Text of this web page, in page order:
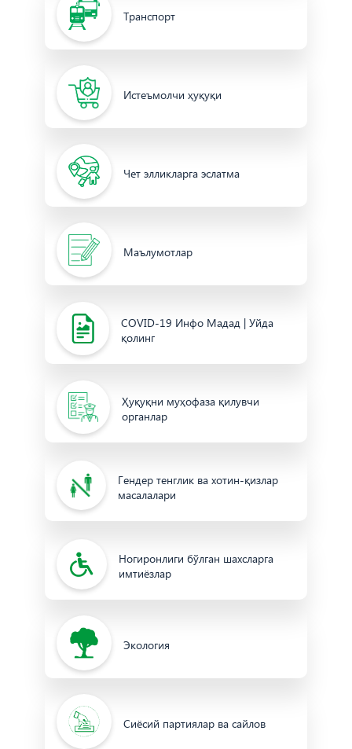
Транспорт
Истеъмолчи ҳуқуқи
Чет элликларга эслатма
Маълумотлар
COVID-19 Инфо Мадад | Уйда
қолинг
Ҳуқуқни муҳофаза қилувчи
органлар
Гендер тенглик ва хотин-қизлар
масалалари
Ногиронлиги бўлган шахсларга
имтиёзлар
Экология
Сиёсий партиялар ва сайлов